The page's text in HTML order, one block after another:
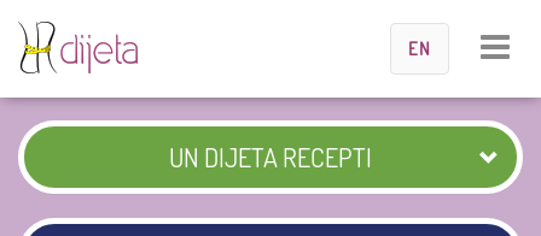
Toggle
EN
UN DIJETA RECEPTI